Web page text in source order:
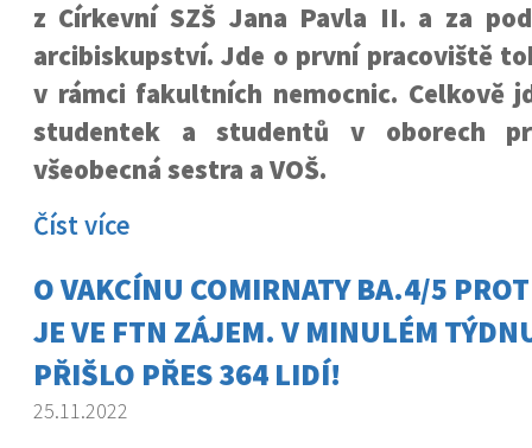
z Církevní SZŠ Jana Pavla II. a za
arcibiskupství. Jde o první pracoviště
v rámci fakultních nemocnic. Celkově
studentek a studentů v oborech
všeobecná sestra a VOŠ.
Číst více
O VAKCÍNU COMIRNATY BA.4/5
JE VE FTN ZÁJEM. V MINULÉM
PŘIŠLO PŘES 364 LIDÍ!
25.11.2022